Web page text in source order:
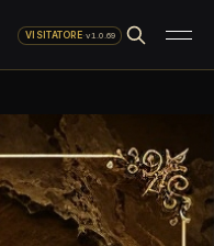
VISITATORE·v1.0.69